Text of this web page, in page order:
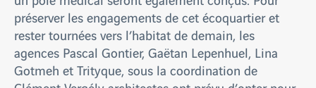
préserver les engagements de cet écoquartier et
rester tournées vers l’habitat de demain, les
agences Pascal Gontier, Gaëtan Lepenhuel, Lina
Gotmeh et Trityque, sous la coordination de